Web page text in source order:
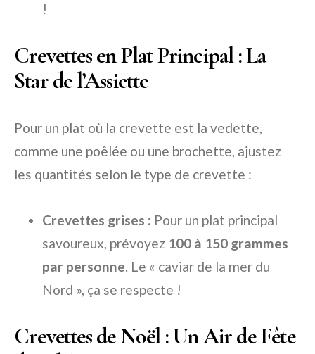
!
Crevettes en Plat Principal : La
Star de l’Assiette
Pour un plat où la crevette est la vedette,
comme une poêlée ou une brochette, ajustez
les quantités selon le type de crevette :
Crevettes grises : Pour un plat principal
savoureux, prévoyez 100 à 150 grammes
par personne. Le « caviar de la mer du
Nord », ça se respecte !
Crevettes de Noël : Un Air de Fête